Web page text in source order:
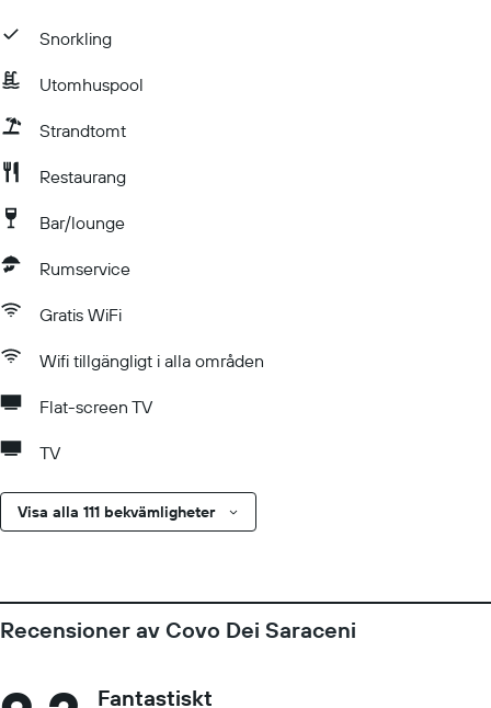
Snorkling
Utomhuspool
Strandtomt
Restaurang
Bar/lounge
Rumservice
Gratis WiFi
Wifi tillgängligt i alla områden
Flat-screen TV
TV
Visa alla 111 bekvämligheter
Recensioner av Covo Dei Saraceni
Fantastiskt